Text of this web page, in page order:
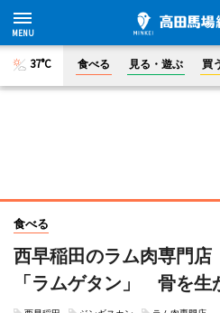
37°C 食べる 見る・遊ぶ 買
食べる
西早稲田のラム肉専門店
「ラムゲタン」 骨を生